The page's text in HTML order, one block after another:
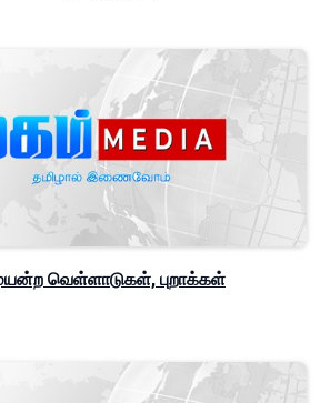
வெள்ளாடுகள், புறாக்கள்